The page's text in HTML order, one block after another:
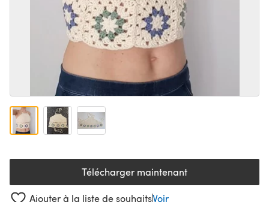
Télécharger maintenant(s'ouvre dans un nouvel
Ajouter à la liste de souhaitsVoir